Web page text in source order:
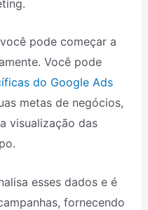
pode começar a
Você pode
do Google Ads
metas de negócios,
visualização das
esses dados e é
fornecendo